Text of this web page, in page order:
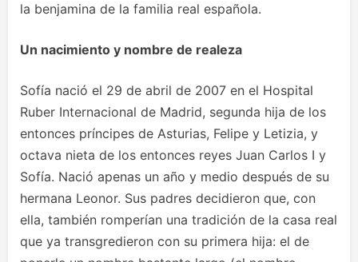
la benjamina de la familia real española.
Un nacimiento y nombre de realeza
Sofía nació el 29 de abril de 2007 en el Hospital
Ruber Internacional de Madrid, segunda hija de los
entonces príncipes de Asturias, Felipe y Letizia, y
octava nieta de los entonces reyes Juan Carlos I y
Sofía. Nació apenas un año y medio después de su
hermana Leonor. Sus padres decidieron que, con
ella, también romperían una tradición de la casa real
que ya transgredieron con su primera hija: el de